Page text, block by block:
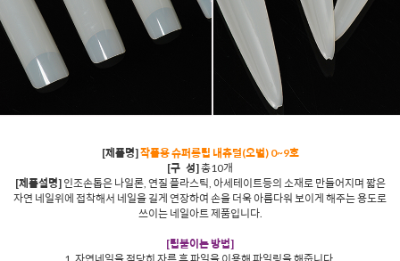
[제품명]작품용 슈퍼롱팁 내츄럴(오벌) 0~9호
[구 성]총10개
[제품설명]인조손톱은 나일론, 연질 플라스틱, 아세테이트등의 소재로 만들어지며 짧은
자연 네일위에 접착해서 네일을 길게 연장하여 손을 더욱 아름다워 보이게 해주는 용도로
쓰이는 네일아트 제품입니다.
[팁붙이는 방법]